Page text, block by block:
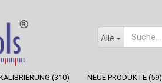
Alle
(310) NEUE PRODUKTE (59)